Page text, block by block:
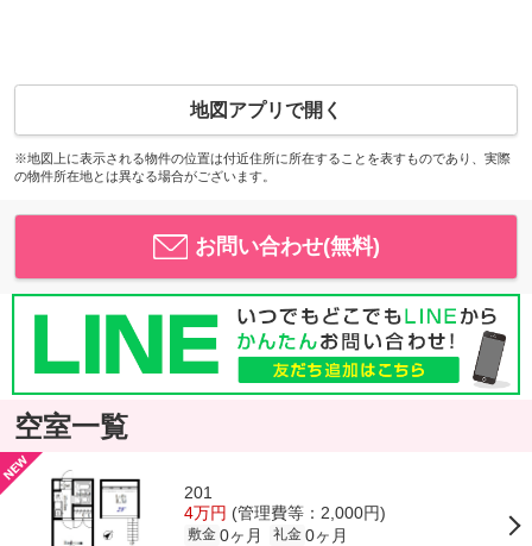
地図アプリで開く
※地図上に表示される物件の位置は付近住所に所在することを表すものであり、実際
の物件所在地とは異なる場合がございます。
お問い合わせ(無料)
空室一覧
201
4万円 (管理費等：2,000円)
敷金 0ヶ月 礼金 0ヶ月